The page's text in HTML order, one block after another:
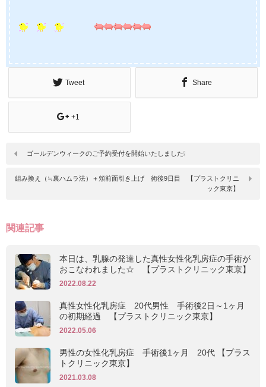
Tweet Share
+1
ゴールデンウィークのご予約受付を開始いたしました❕
組み換え（≒裏ハムラ法）＋頬前面引き上げ 術後9日目 【プラストクリニ
ック東京】
関連記事
本日は、乳腺の発達した真性女性化乳房症の手術が
おこなわれました☆ 【プラストクリニック東京】
2022.08.22
真性女性化乳房症 20代男性 手術後2日～1ヶ月
の初期経過 【プラストクリニック東京】
2022.05.06
男性の女性化乳房症 手術後1ヶ月 20代 【プラス
トクリニック東京】
2021.03.08